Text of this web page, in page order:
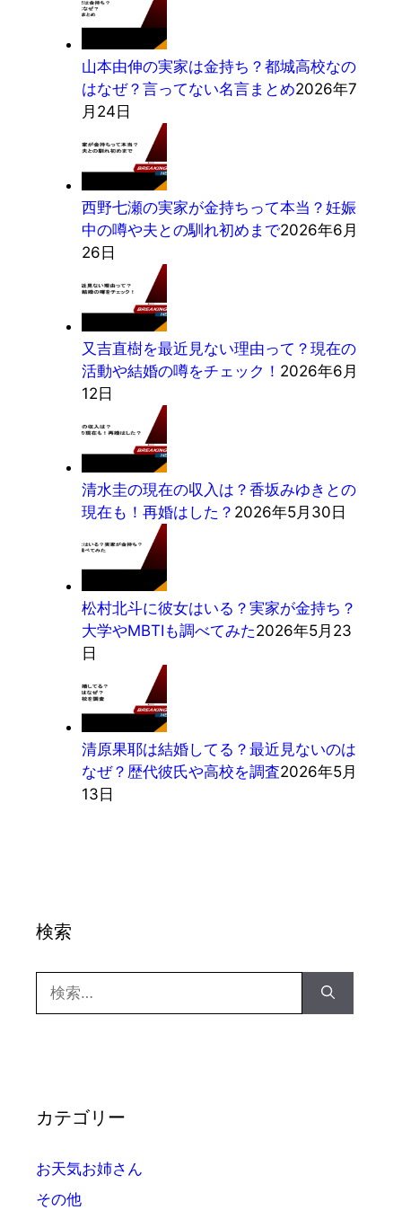
山本由伸の実家は金持ち？都城高校なの
はなぜ？言ってない名言まとめ2026年7
月24日
西野七瀬の実家が金持ちって本当？妊娠
中の噂や夫との馴れ初めまで2026年6月
26日
又吉直樹を最近見ない理由って？現在の
活動や結婚の噂をチェック！ 2026年6月
12日
清水圭の現在の収入は？香坂みゆきとの
現在も！再婚はした？ 2026年5月30日
松村北斗に彼女はいる？実家が金持ち？
大学やMBTIも調べてみた2026年5月23
日
清原果耶は結婚してる？最近見ないのは
なぜ？歴代彼氏や高校を調査2026年5月
13日
検索
索:
カテゴリー
お天気お姉さん
その他